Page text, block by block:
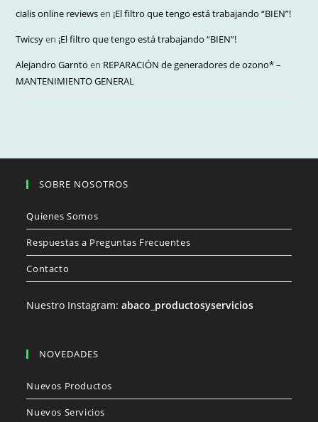
cialis online reviewsen ¡El filtro que tengo está trabajando “BIEN”!
Twicsyen ¡El filtro que tengo está trabajando “BIEN”!
Alejandro Garnto en REPARACIÓN de generadores de ozono* –
MANTENIMIENTO GENERAL
SOBRE NOSOTROS
Quienes Somos
Respuestas a Preguntas Frecuentes
Contacto
Nuestro Instagram:abaco_productosyservicios
NOVEDADES
Nuevos Productos
Nuevos Servicios